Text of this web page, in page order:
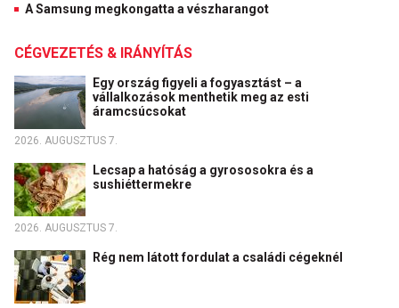
A Samsung megkongatta a vészharangot
CÉGVEZETÉS & IRÁNYÍTÁS
Egy ország figyeli a fogyasztást – a
vállalkozások menthetik meg az esti
áramcsúcsokat
2026. AUGUSZTUS 7.
Lecsap a hatóság a gyrososokra és a
sushiéttermekre
2026. AUGUSZTUS 7.
Rég nem látott fordulat a családi cégeknél